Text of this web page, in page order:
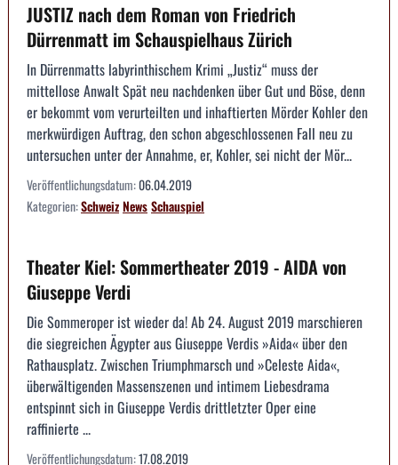
JUSTIZ nach dem Roman von Friedrich
Dürrenmatt im Schauspielhaus Zürich
In Dürrenmatts labyrinthischem Krimi „Justiz“ muss der
mittellose Anwalt Spät neu nachdenken über Gut und Böse, denn
er bekommt vom verurteilten und inhaftierten Mörder Kohler den
merkwürdigen Auftrag, den schon abgeschlossenen Fall neu zu
untersuchen unter der Annahme, er, Kohler, sei nicht der Mör...
Veröffentlichungsdatum:06.04.2019
Kategorien:SchweizNewsSchauspiel
Theater Kiel: Sommertheater 2019 - AIDA von
Giuseppe Verdi
Die Sommeroper ist wieder da! Ab 24. August 2019 marschieren
die siegreichen Ägypter aus Giuseppe Verdis »Aida« über den
Rathausplatz. Zwischen Triumphmarsch und »Celeste Aida«,
überwältigenden Massenszenen und intimem Liebesdrama
entspinnt sich in Giuseppe Verdis drittletzter Oper eine
raffinierte ...
Veröffentlichungsdatum:17.08.2019